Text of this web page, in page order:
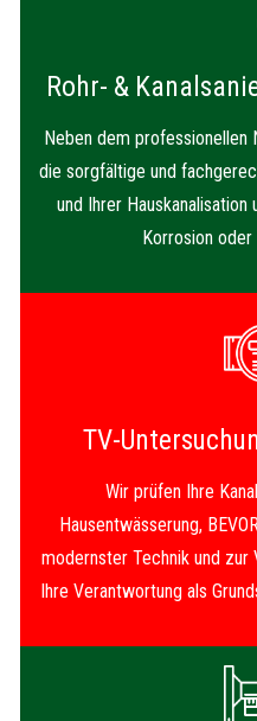
Rohr- &
Neben dem
die sorgfältige und
und Ihrer
Korrosion
TV-
Wir prüfen Ihre
Hausentwässerung,
modernster Technik und zur
Ihre Verantwortung als